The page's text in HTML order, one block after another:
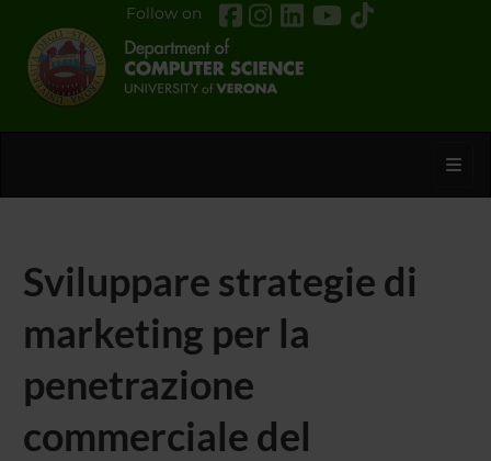
Follow on
Sviluppare strategie di
marketing per la
penetrazione
commerciale del